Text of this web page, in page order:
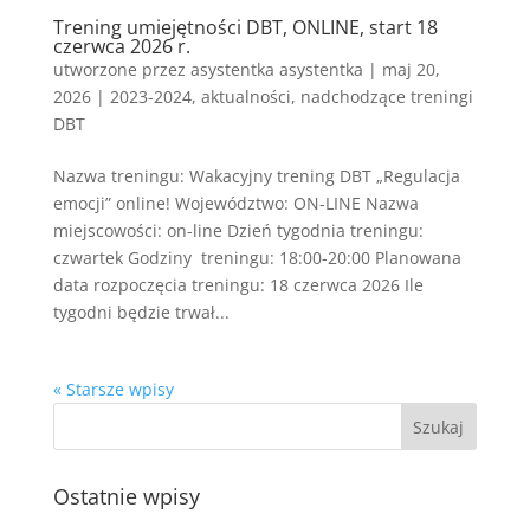
Trening umiejętności DBT, ONLINE, start 18
czerwca 2026 r.
utworzone przez asystentka asystentka | maj 20,
2026| 2023-2024, aktualności, nadchodzące treningi
DBT
Nazwa treningu: Wakacyjny trening DBT „Regulacja
emocji” online! Województwo: ON-LINE Nazwa
miejscowości: on-line Dzień tygodnia treningu:
czwartek Godziny treningu: 18:00-20:00 Planowana
data rozpoczęcia treningu: 18 czerwca 2026 Ile
tygodni będzie trwał...
« Starsze wpisy
Ostatnie wpisy